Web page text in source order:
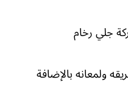
جلي رخام
ولمعانه بالإضافة